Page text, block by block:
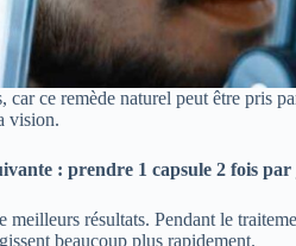
ce remède naturel peut être
vision.
: prendre 1 capsule 2 fois
meilleurs résultats. Pendant le
beaucoup plus rapidement.